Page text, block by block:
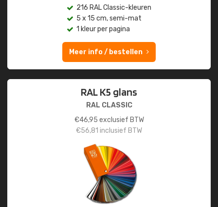
216 RAL Classic-kleuren
5 x 15 cm, semi-mat
1 kleur per pagina
Meer info / bestellen
RAL K5 glans
RAL CLASSIC
€46,95 exclusief BTW
€56,81 inclusief BTW